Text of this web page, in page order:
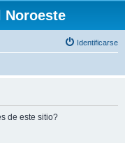
Noroeste
Identificarse
de este sitio?